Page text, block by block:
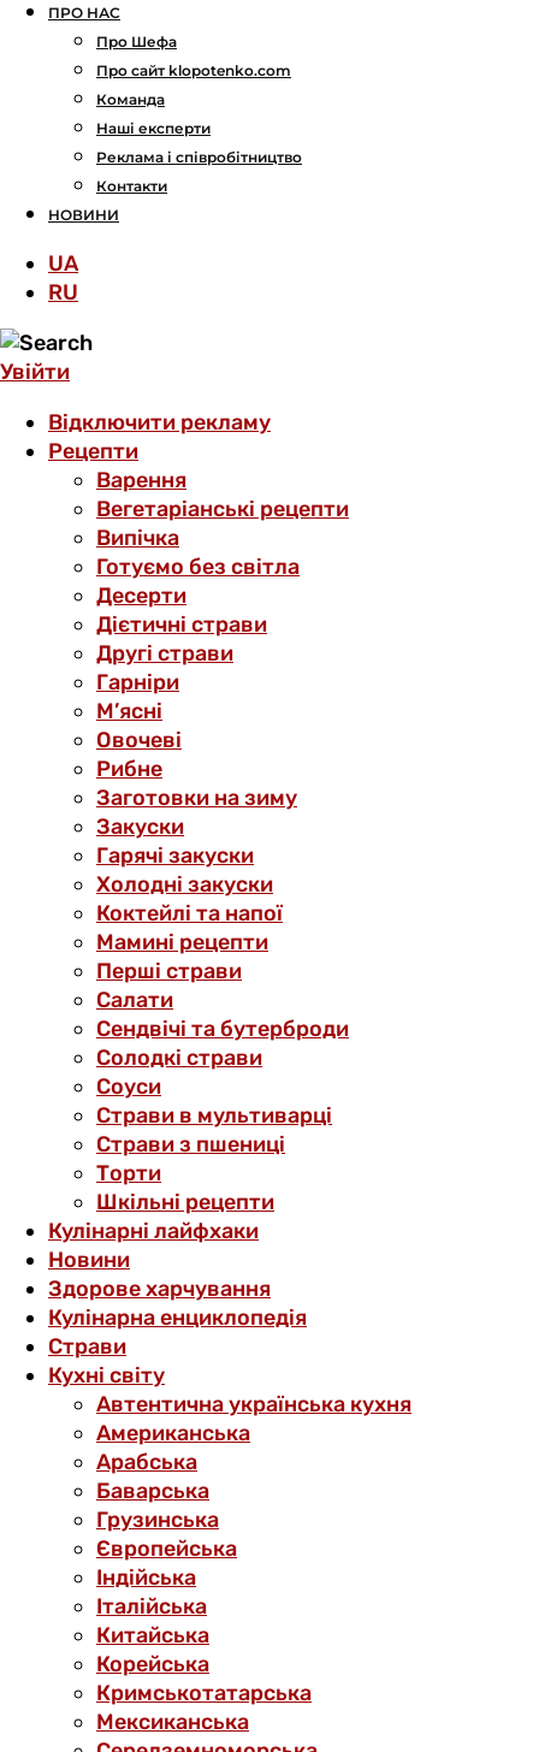
ПРО НАС
Про Шефа
Про сайт klopotenko.com
Команда
Наші експерти
Реклама і співробітництво
Контакти
НОВИНИ
UA
RU
Увійти
Відключити рекламу
Рецепти
Варення
Вегетаріанські рецепти
Випічка
Готуємо без світла
Десерти
Дієтичні страви
Другі страви
Гарніри
М’ясні
Овочеві
Рибне
Заготовки на зиму
Закуски
Гарячі закуски
Холодні закуски
Коктейлі та напої
Мамині рецепти
Перші страви
Салати
Сендвічі та бутерброди
Солодкі страви
Соуси
Страви в мультиварці
Страви з пшениці
Торти
Шкільні рецепти
Кулінарні лайфхаки
Новини
Здорове харчування
Кулінарна енциклопедія
Страви
Кухні світу
Автентична українська кухня
Американська
Арабська
Баварська
Грузинська
Європейська
Індійська
Італійська
Китайська
Корейська
Кримськотатарська
Мексиканська